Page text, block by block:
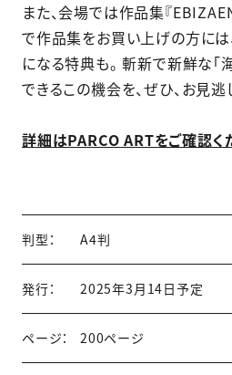
また、会場では作品集『
で作品集をお買い上げの方に
になる特典も。 斬新で新鮮な「
できるこの機会を、ぜひ、お見逃
詳細はPARCO ARTをご確認く
判型： A4判
発行： 2025年3月14日予定
ページ： 200ページ